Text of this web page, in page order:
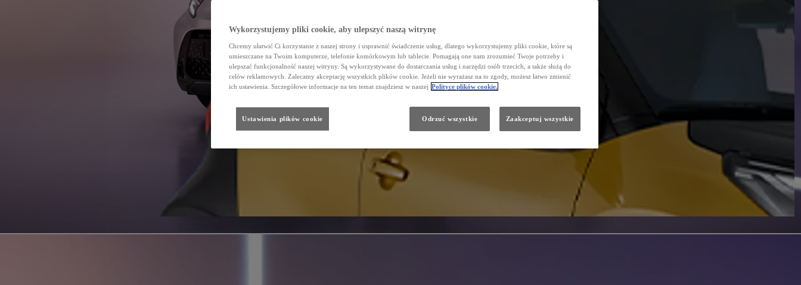
Wykorzystujemy pliki cookie, aby ulepszyć naszą witrynę
Chcemy ułatwić Ci korzystanie z naszej strony i usprawnić świadczenie usług, dlatego wykorzystujemy pliki cookie, które są
umieszczane na Twoim komputerze, telefonie komórkowym lub tablecie. Pomagają one nam zrozumieć Twoje potrzeby i
ulepszać funkcjonalność naszej witryny. Są wykorzystywane do dostarczania usług i narzędzi osób trzecich, a także służą do
celów reklamowych. Zalecamy akceptację wszystkich plików cookie. Jeżeli nie wyrażasz na to zgody, możesz łatwo zmienić
ich ustawienia. Szczegółowe informacje na ten temat znajdziesz w naszej Polityce plików cookie.
Ustawienia plików cookie Odrzuć wszystkie Zaakceptuj wszystkie